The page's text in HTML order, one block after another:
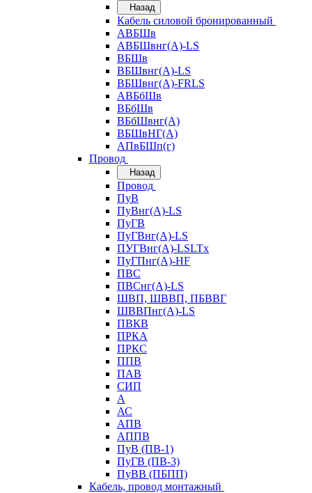
Назад
Кабель силовой бронированный
АВБШв
АВБШвнг(А)-LS
ВБШв
ВБШвнг(А)-LS
ВБШвнг(А)-FRLS
АВБбШв
ВБбШв
ВБбШвнг(А)
ВБШвНГ(А)
АПвБШп(г)
Провод
Назад
Провод
ПуВ
ПуВнг(А)-LS
ПуГВ
ПуГВнг(А)-LS
ПУГВнг(А)-LSLTx
ПуГПнг(А)-HF
ПВС
ПВСнг(А)-LS
ШВП, ШВВП, ПБВВГ
ШВВПнг(А)-LS
ПВКВ
ПРКА
ПРКС
ППВ
ПАВ
СИП
А
АС
АПВ
АППВ
ПуВ (ПВ-1)
ПуГВ (ПВ-3)
ПуВВ (ПБПП)
Кабель, провод монтажный